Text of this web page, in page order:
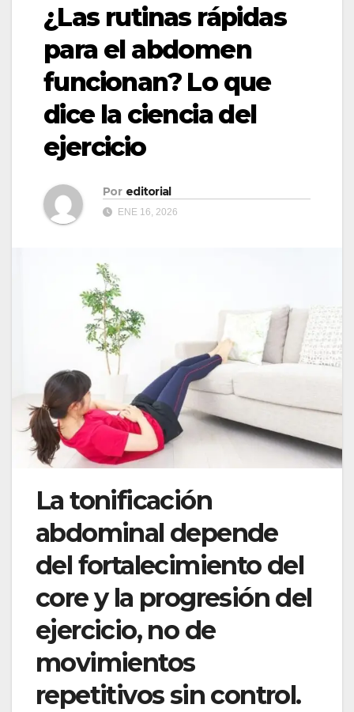
¿Las rutinas rápidas
para el abdomen
funcionan? Lo que
dice la ciencia del
ejercicio
Por editorial
ENE 16, 2026
La tonificación
abdominal depende
del fortalecimiento del
core y la progresión del
ejercicio, no de
movimientos
repetitivos sin control.